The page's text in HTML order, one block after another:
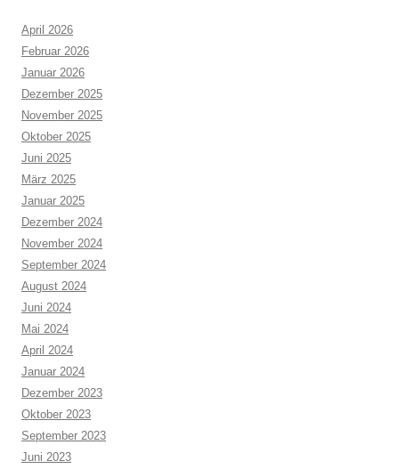
April 2026
Februar 2026
Januar 2026
Dezember 2025
November 2025
Oktober 2025
Juni 2025
März 2025
Januar 2025
Dezember 2024
November 2024
September 2024
August 2024
Juni 2024
Mai 2024
April 2024
Januar 2024
Dezember 2023
Oktober 2023
September 2023
Juni 2023